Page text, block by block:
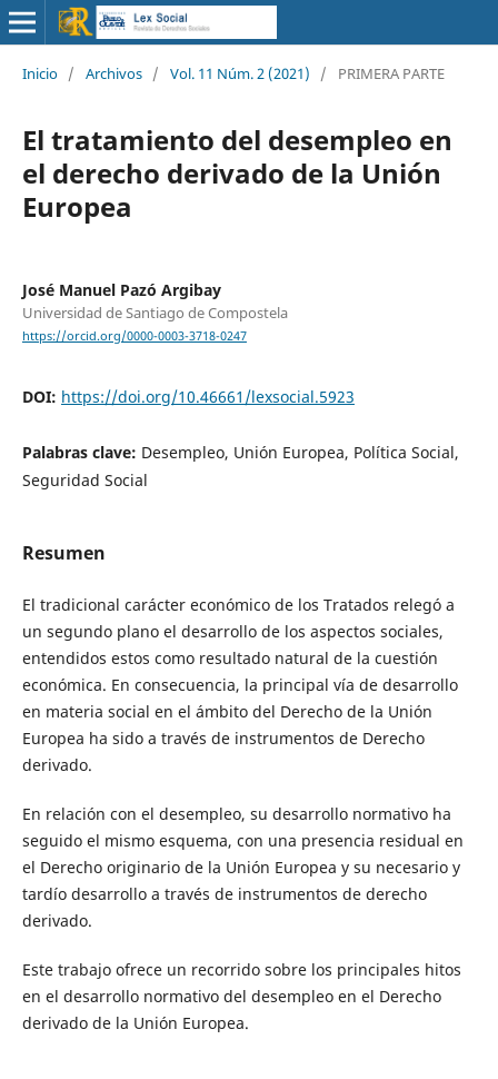
Inicio / Archivos / Vol. 11 Núm. 2 (2021) / PRIMERA PARTE
El tratamiento del desempleo en
el derecho derivado de la Unión
Europea
José Manuel Pazó Argibay
Universidad de Santiago de Compostela
https://orcid.org/0000-0003-3718-0247
DOI: https://doi.org/10.46661/lexsocial.5923
Palabras clave: Desempleo, Unión Europea, Política Social,
Seguridad Social
Resumen
El tradicional carácter económico de los Tratados relegó a
un segundo plano el desarrollo de los aspectos sociales,
entendidos estos como resultado natural de la cuestión
económica. En consecuencia, la principal vía de desarrollo
en materia social en el ámbito del Derecho de la Unión
Europea ha sido a través de instrumentos de Derecho
derivado.
En relación con el desempleo, su desarrollo normativo ha
seguido el mismo esquema, con una presencia residual en
el Derecho originario de la Unión Europea y su necesario y
tardío desarrollo a través de instrumentos de derecho
derivado.
Este trabajo ofrece un recorrido sobre los principales hitos
en el desarrollo normativo del desempleo en el Derecho
derivado de la Unión Europea.